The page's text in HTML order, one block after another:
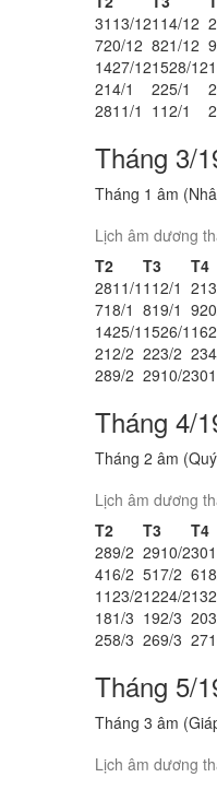
31 13/121 14/12 2
720/12 821/12 9
1427/121528/12
214/1 225/1
2811/1 1 12/1 2
Tháng 3/
Tháng 1 âm
Lịch âm dương
T2
T3 T4
2811/1 1 12/1 2
718/1 819/1 9
1425/1 1526/1 16
212/2 223/2 23
289/2 2910/230
Tháng 4/
Tháng 2 âm
Lịch âm dương
T2
T3 T4
289/2 2910/230
416/2 517/2 6
1123/21224/213
181/3 192/3 20
258/3 269/3 27
Tháng 5/
Tháng 3 âm
Lịch âm dương